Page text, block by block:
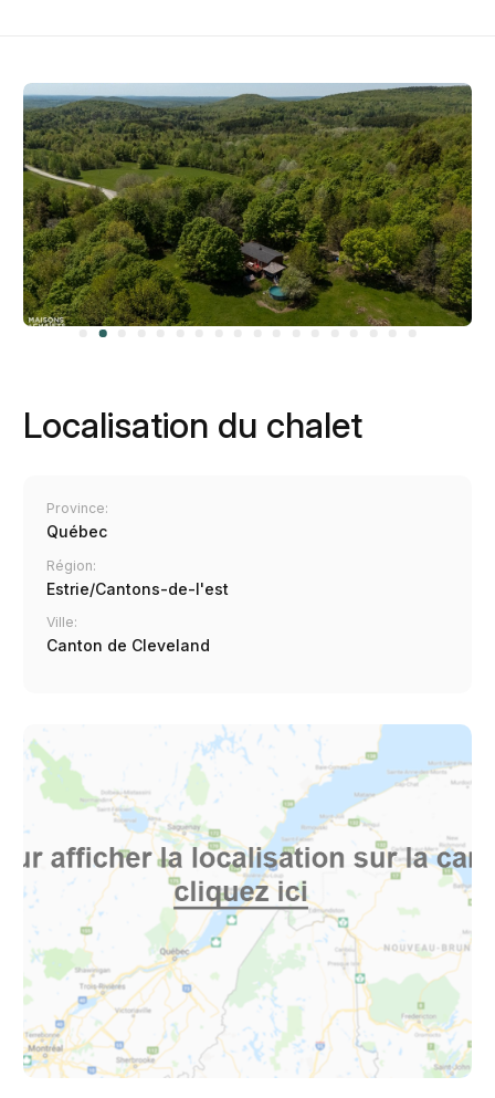
Localisation du chalet
Province:
Québec
Région:
Estrie/Cantons-de-l'est
Ville:
Canton de Cleveland